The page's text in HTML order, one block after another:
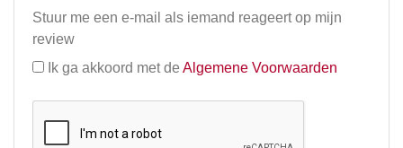
Stuur me een e-mail als iemand reageert op mijn
review
Ik ga akkoord met de Algemene Voorwaarden